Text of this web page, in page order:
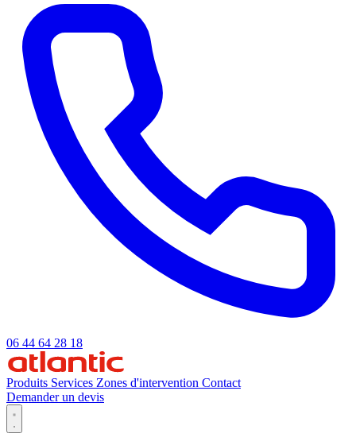
06 44 64 28 18
Produits Services Zones d'intervention Contact
Demander un devis